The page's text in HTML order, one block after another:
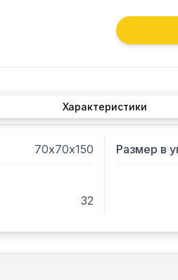
Характеристики
70х70х150 Размер в
32